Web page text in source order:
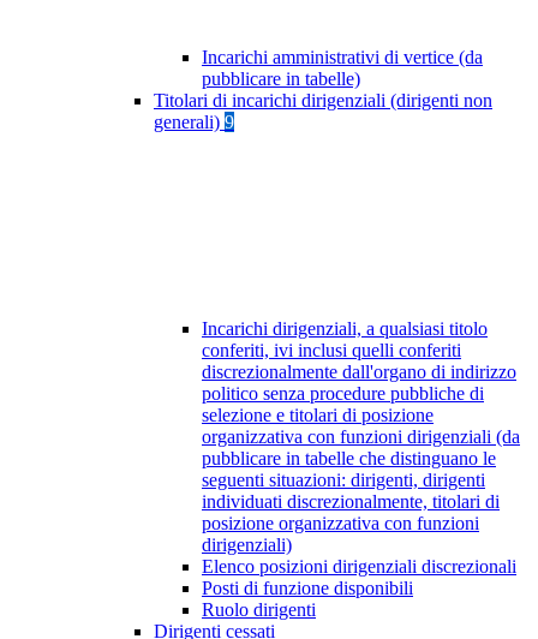
Incarichi amministrativi di vertice (da
pubblicare in tabelle)
Titolari di incarichi dirigenziali (dirigenti non
generali) 9
Incarichi dirigenziali, a qualsiasi titolo
conferiti, ivi inclusi quelli conferiti
discrezionalmente dall'organo di indirizzo
politico senza procedure pubbliche di
selezione e titolari di posizione
organizzativa con funzioni dirigenziali (da
pubblicare in tabelle che distinguano le
seguenti situazioni: dirigenti, dirigenti
individuati discrezionalmente, titolari di
posizione organizzativa con funzioni
dirigenziali)
Elenco posizioni dirigenziali discrezionali
Posti di funzione disponibili
Ruolo dirigenti
Dirigenti cessati